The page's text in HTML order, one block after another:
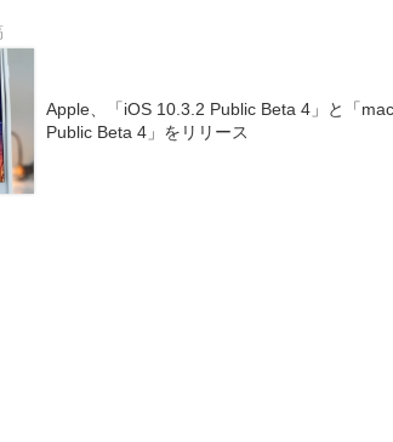
Apple、「iOS 10.3.2 Public Beta 4」と「
Public Beta 4」をリリース